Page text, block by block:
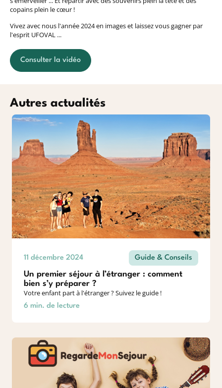
copains plein le cœur !
Vivez avec nous l'année 2024 en images et laissez vous gagner par
l'esprit UFOVAL ...
Consulter la vidéo
Autres actualités
11 décembre 2024 Guide & Conseils
Un premier séjour à l’étranger : comment
bien s’y préparer ?
Votre enfant part à l'étranger ? Suivez le guide !
6 min. de lecture